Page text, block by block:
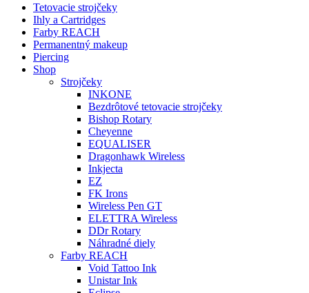
Tetovacie strojčeky
Ihly a Cartridges
Farby REACH
Permanentný makeup
Piercing
Shop
Strojčeky
INKONE
Bezdrôtové tetovacie strojčeky
Bishop Rotary
Cheyenne
EQUALISER
Dragonhawk Wireless
Inkjecta
EZ
FK Irons
Wireless Pen GT
ELETTRA Wireless
DDr Rotary
Náhradné diely
Farby REACH
Void Tattoo Ink
Unistar Ink